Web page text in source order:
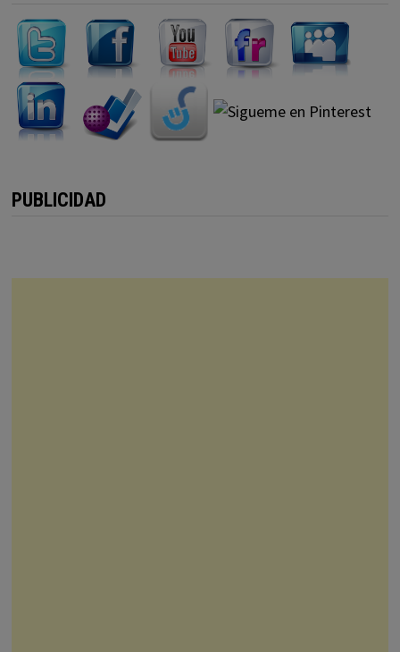
PUBLICIDAD